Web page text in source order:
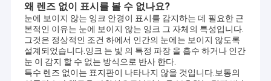
왜 렌즈 없이 표시를 볼 수 없나요?
눈에 보이지 않는 잉크 안경이 표시를 감지하는 데 필요한 근
본적인 이유는 눈에 보이지 않는 잉크 그 자체의 특성입니다.
그것은 정상적인 조건 하에서 인간의 눈에는 보이지 않도록
설계되었습니다.잉크 는 빛 의 특정 파장 을 흡수 하거나 인간
눈 이 감지 할 수 없는 방식으로 반사 한다.
특수 렌즈 없이는 표지판이 나타나지 않을 것입니다.보통의